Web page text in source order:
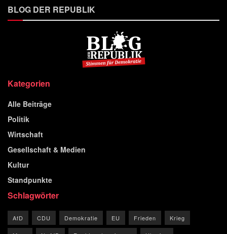
BLOG DER REPUBLIK
Kategorien
Alle Beiträge
Politik
Wirtschaft
Gesellschaft & Medien
Kultur
Standpunkte
Schlagwörter
AfD CDU Demokratie EU Frieden Krieg